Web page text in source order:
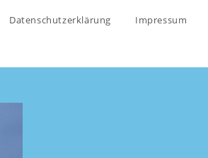
Datenschutzerklärung Impressum